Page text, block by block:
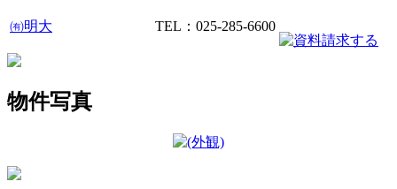
㈲明大 TEL：025-285-6600
物件写真